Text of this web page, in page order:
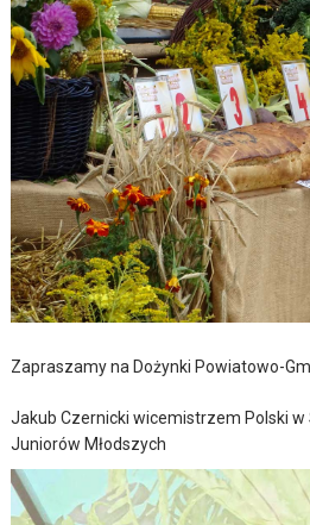
Zapraszamy na Dożynki Powiatowo-
Jakub Czernicki wicemistrzem Polski
Juniorów Młodszych